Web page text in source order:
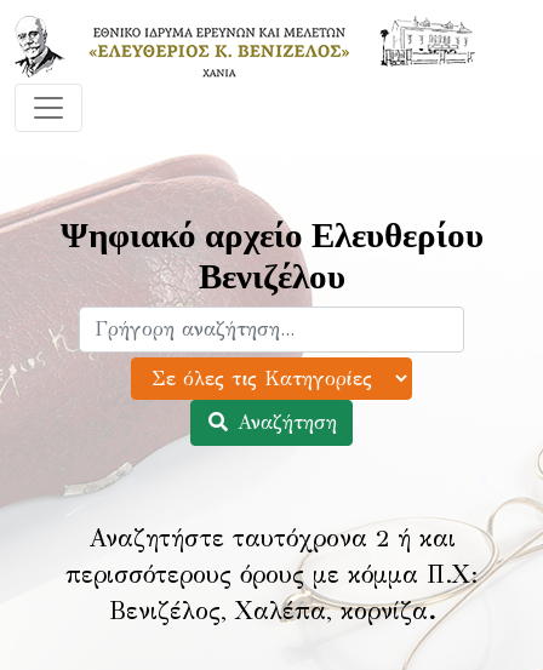
Ψηφιακό αρχείο Ελευθερίου
Βενιζέλου
Αναζήτηση
Αναζητήστε ταυτόχρονα 2 ή και
περισσότερους όρους με κόμμα Π.Χ:
Βενιζέλος, Χαλέπα, κορνίζα.